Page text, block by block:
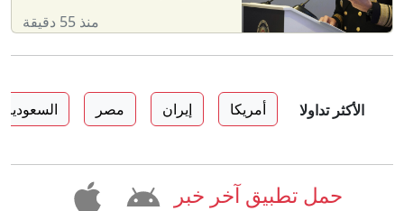
منذ 55 دقيقة
الأكثر تداولا أمريكا إيران مصر السعودية
حمل تطبيق آخر خبر